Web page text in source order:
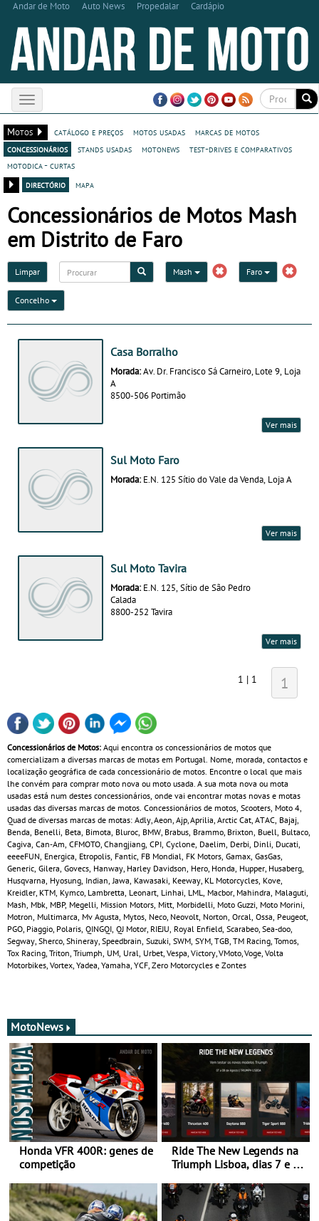
Andar de Moto Auto News Propedalar Cardápio
Toggle
navigation
Motos
catálogo e preços motos usadas
marcas de motos
concessionários
stands usadas motonews
test-drives e comparativos
motodica - curtas
directório
mapa
Concessionários de Motos Mash
em Distrito de Faro
Limpar Mash Faro
Concelho
Casa Borralho
Morada:Av. Dr. Francisco Sá Carneiro, Lote 9, Loja
A
8500-506 Portimão
Ver mais
Sul Moto Faro
Morada: E.N. 125 Sítio do Vale da Venda, Loja A
Ver mais
Sul Moto Tavira
Morada: E.N. 125, Sítio de São Pedro
Calada
8800-252 Tavira
Ver mais
1 | 1 1
Concessionários de Motos: Aqui encontra os concessionários de motos que
comercializam a diversas marcas de motas em Portugal. Nome, morada, contactos e
localização geográfica de cada concessionário de motos. Encontre o local que mais
lhe convém para comprar moto nova ou moto usada. A sua mota nova ou mota
usadas está num destes concessionários, onde vai encontrar motas novas e motas
usadas das diversas marcas de motos. Concessionários de motos, Scooters, Moto 4,
Quad de diversas marcas de motas: Adly, Aeon, Ajp, Aprilia, Arctic Cat, ATAC, Bajaj,
Benda, Benelli, Beta, Bimota, Bluroc, BMW, Brabus, Brammo, Brixton, Buell, Bultaco,
Cagiva, Can‑Am, CFMOTO, Changjiang, CPI, Cyclone, Daelim, Derbi, Dinli, Ducati,
eeeeFUN, Energica, Etropolis, Fantic, FB Mondial, FK Motors, Gamax, GasGas,
Generic, Gilera, Govecs, Hanway, Harley Davidson, Hero, Honda, Hupper, Husaberg,
Husqvarna, Hyosung, Indian, Jawa, Kawasaki, Keeway, KL Motorcycles, Kove,
Kreidler, KTM, Kymco, Lambretta, Leonart, Linhai, LML, Macbor, Mahindra, Malaguti,
Mash, Mbk, MBP, Megelli, Mission Motors, Mitt, Morbidelli, Moto Guzzi, Moto Morini,
Motron, Multimarca, Mv Agusta, Mytos, Neco, Neovolt, Norton, Orcal, Ossa, Peugeot,
PGO, Piaggio, Polaris, QINGQI, QJ Motor, RIEJU, Royal Enfield, Scarabeo, Sea-doo,
Segway, Sherco, Shineray, Speedbrain, Suzuki, SWM, SYM, TGB, TM Racing, Tomos,
Tox Racing, Triton, Triumph, UM, Ural, Urbet, Vespa, Victory, VMoto, Voge, Volta
Motorbikes, Vortex, Yadea, Yamaha, YCF, Zero Motorcycles e Zontes
MotoNews
Honda VFR 400R: genes de
competição
Ride The New Legends na
Triumph Lisboa, dias 7 e 8